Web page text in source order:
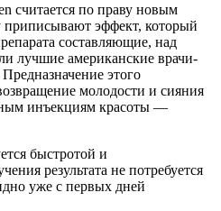
считается по праву новым
эффект, который
составляющие, над
лучшие американские врачи-
этого
молодости и сияния
инъекциям красоты —
быстротой и
результата не потребуется
уже с первых дней